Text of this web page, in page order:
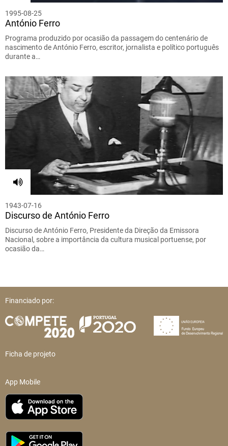
1995-08-25
António Ferro
Programa produzido por ocasião da passagem do centenário de
nascimento de António Ferro, escritor, jornalista e político português
durante a…
1943-07-16
Discurso de António Ferro
Discurso de António Ferro, Presidente da Direção da Emissora
Nacional, sobre a importância da cultura musical portuense, por
ocasião da…
Financiado por:
Ficha de projeto
App Mobile